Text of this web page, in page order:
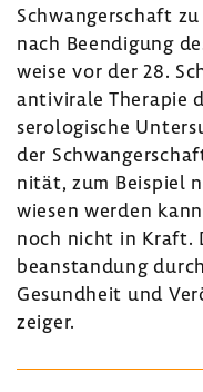
Schwan­ger­schaft
nach Been­di­gung
weise vor der 28.
anti­vi­rale Therapie
sero­lo­gi­sche
der
nität, zum Beispiel
wiesen werden
noch nicht in
be­an­stan­dung
Gesund­heit und
zeiger.